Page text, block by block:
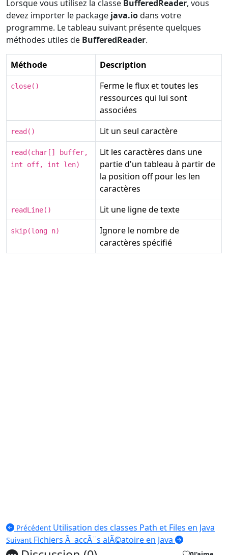
Lorsque vous utilisez la classe BufferedReader, vous
devez importer le package java.iodans votre
programme. Le tableau suivant présente quelques
méthodes utiles de BufferedReader.
Méthode Description
close()
Ferme le flux et toutes les
ressources qui lui sont
associées
read() Lit un seul caractère
read(char[] buffer,
int off, int len)
Lit les caractères dans une
partie d'un tableau à partir de
la position off pour les len
caractères
readLine() Lit une ligne de texte
skip(long n)
Ignore le nombre de
caractères spécifié
Précédent Utilisation des classes Path et Files en Java
Suivant Fichiers Ã accÃ¨s alÃ©atoire en Java